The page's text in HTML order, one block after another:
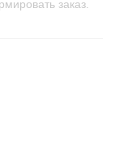
заказ.